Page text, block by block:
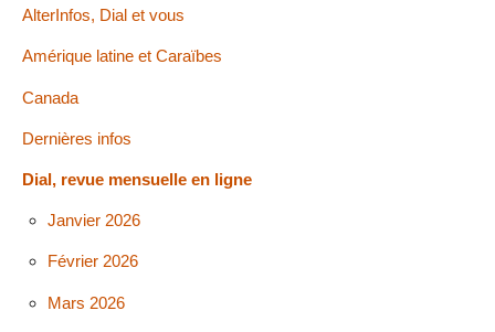
AlterInfos, Dial et vous
Amérique latine et Caraïbes
Canada
Dernières infos
Dial, revue mensuelle en ligne
Janvier 2026
Février 2026
Mars 2026